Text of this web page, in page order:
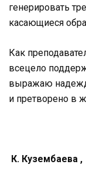
генерировать
касающиеся
Как
всецело
выражаю
и претворено в
К. Кузембаева ,